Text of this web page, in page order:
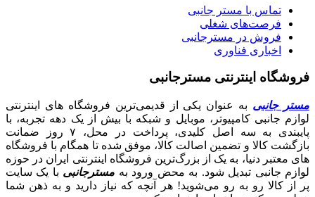
تماس با مستر جانبی
فرصت‌های شغلی
فروش در مسترجانبی
اخباری فناوری
فروشگاه اینترنتی مسترجانبی
مستر جانبی به عنوان یکی از قدیمی‌ترین فروشگاه های اینترنتی
لوازم جانبی کامپیوتر، موبایل و شبکه با بیش از یک دهه تجربه، با
پایبندی به سه اصل کلیدی، پرداخت در محل، ۷ روز ضمانت
بازگشت کالا و تضمین اصالت کالا، موفق شده تا همگام با فروشگاه‌
های معتبر دنیا، به یک از بزرگ‌ترین فروشگاه اینترنتی ایران در حوزه
لوازم جانبی تبدیل شود. به محض ورود به مسترجانبی با یک سایت
پر از کالا رو به رو می‌شوید! هر آنچه که نیاز دارید و به ذهن شما